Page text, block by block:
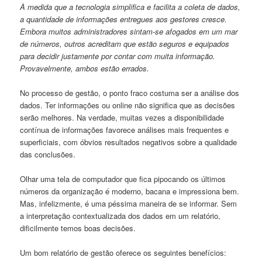
À medida que a tecnologia simplifica e facilita a coleta de dados,
a quantidade de informações entregues aos gestores cresce.
Embora muitos administradores sintam-se afogados em um mar
de números, outros acreditam que estão seguros e equipados
para decidir justamente por contar com muita informação.
Provavelmente, ambos estão errados.
No processo de gestão, o ponto fraco costuma ser a análise dos
dados. Ter informações ou online não significa que as decisões
serão melhores. Na verdade, muitas vezes a disponibilidade
contínua de informações favorece análises mais frequentes e
superficiais, com óbvios resultados negativos sobre a qualidade
das conclusões.
Olhar uma tela de computador que fica pipocando os últimos
números da organização é moderno, bacana e impressiona bem.
Mas, infelizmente, é uma péssima maneira de se informar. Sem
a interpretação contextualizada dos dados em um relatório,
dificilmente temos boas decisões.
Um bom relatório de gestão oferece os seguintes benefícios: